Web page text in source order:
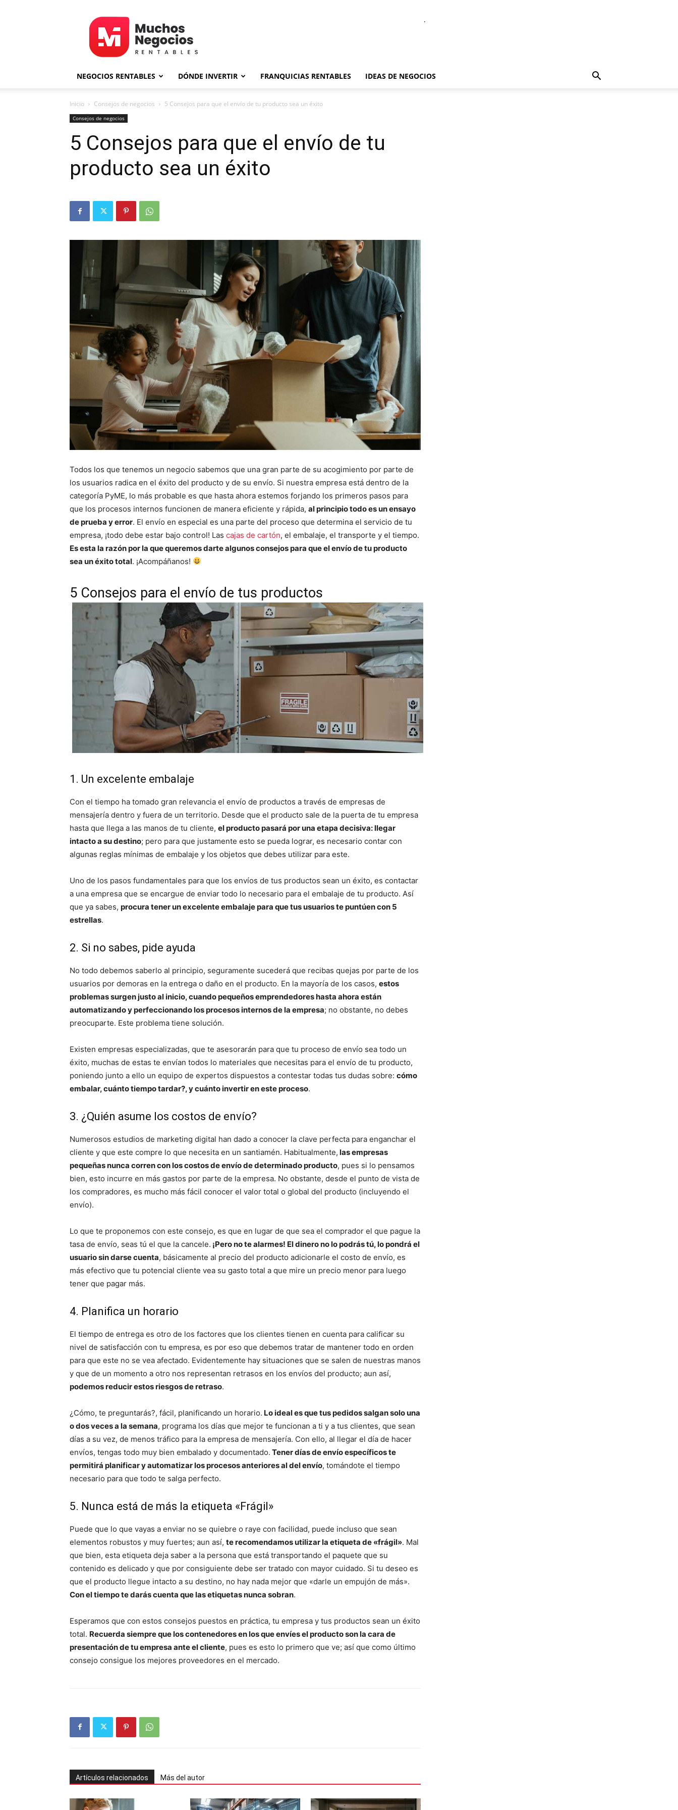
.
NEGOCIOS RENTABLES DÓNDE INVERTIR FRANQUICIAS RENTABLES IDEAS DE NEGOCIOS
Inicio Consejos de negocios 5 Consejos para que el envío de tu producto sea un éxito
Consejos de negocios
5 Consejos para que el envío de tu
producto sea un éxito
Todos los que tenemos un negocio sabemos que una gran parte de su acogimiento por parte de
los usuarios radica en el éxito del producto y de su envío. Si nuestra empresa está dentro de la
categoría PyME, lo más probable es que hasta ahora estemos forjando los primeros pasos para
que los procesos internos funcionen de manera eficiente y rápida, al principio todo es un ensayo
de prueba y error. El envío en especial es una parte del proceso que determina el servicio de tu
empresa, ¡todo debe estar bajo control! Las cajas de cartón, el embalaje, el transporte y el tiempo.
Es esta la razón por la que queremos darte algunos consejos para que el envío de tu producto
sea un éxito total. ¡Acompáñanos!
5 Consejos para el envío de tus productos
1. Un excelente embalaje
Con el tiempo ha tomado gran relevancia el envío de productos a través de empresas de
mensajería dentro y fuera de un territorio. Desde que el producto sale de la puerta de tu empresa
hasta que llega a las manos de tu cliente, el producto pasará por una etapa decisiva: llegar
intacto a su destino; pero para que justamente esto se pueda lograr, es necesario contar con
algunas reglas mínimas de embalaje y los objetos que debes utilizar para este.
Uno de los pasos fundamentales para que los envíos de tus productos sean un éxito, es contactar
a una empresa que se encargue de enviar todo lo necesario para el embalaje de tu producto. Así
que ya sabes, procura tener un excelente embalaje para que tus usuarios te puntúen con 5
estrellas.
2. Si no sabes, pide ayuda
No todo debemos saberlo al principio, seguramente sucederá que recibas quejas por parte de los
usuarios por demoras en la entrega o daño en el producto. En la mayoría de los casos, estos
problemas surgen justo al inicio, cuando pequeños emprendedores hasta ahora están
automatizando y perfeccionando los procesos internos de la empresa; no obstante, no debes
preocuparte. Este problema tiene solución.
Existen empresas especializadas, que te asesorarán para que tu proceso de envío sea todo un
éxito, muchas de estas te envían todos lo materiales que necesitas para el envío de tu producto,
poniendo junto a ello un equipo de expertos dispuestos a contestar todas tus dudas sobre: cómo
embalar, cuánto tiempo tardar?, y cuánto invertir en este proceso.
3. ¿Quién asume los costos de envío?
Numerosos estudios de marketing digital han dado a conocer la clave perfecta para enganchar el
cliente y que este compre lo que necesita en un santiamén. Habitualmente, las empresas
pequeñas nunca corren con los costos de envío de determinado producto, pues si lo pensamos
bien, esto incurre en más gastos por parte de la empresa. No obstante, desde el punto de vista de
los compradores, es mucho más fácil conocer el valor total o global del producto (incluyendo el
envío).
Lo que te proponemos con este consejo, es que en lugar de que sea el comprador el que pague la
tasa de envío, seas tú el que la cancele. ¡Pero no te alarmes! El dinero no lo podrás tú, lo pondrá el
usuario sin darse cuenta, básicamente al precio del producto adicionarle el costo de envío, es
más efectivo que tu potencial cliente vea su gasto total a que mire un precio menor para luego
tener que pagar más.
4. Planifica un horario
El tiempo de entrega es otro de los factores que los clientes tienen en cuenta para calificar su
nivel de satisfacción con tu empresa, es por eso que debemos tratar de mantener todo en orden
para que este no se vea afectado. Evidentemente hay situaciones que se salen de nuestras manos
y que de un momento a otro nos representan retrasos en los envíos del producto; aun así,
podemos reducir estos riesgos de retraso.
¿Cómo, te preguntarás?, fácil, planificando un horario. Lo ideal es que tus pedidos salgan solo una
o dos veces a la semana, programa los días que mejor te funcionan a ti y a tus clientes, que sean
días a su vez, de menos tráfico para la empresa de mensajería. Con ello, al llegar el día de hacer
envíos, tengas todo muy bien embalado y documentado. Tener días de envío específicos te
permitirá planificar y automatizar los procesos anteriores al del envío, tomándote el tiempo
necesario para que todo te salga perfecto.
5. Nunca está de más la etiqueta «Frágil»
Puede que lo que vayas a enviar no se quiebre o raye con facilidad, puede incluso que sean
elementos robustos y muy fuertes; aun así, te recomendamos utilizar la etiqueta de «frágil». Mal
que bien, esta etiqueta deja saber a la persona que está transportando el paquete que su
contenido es delicado y que por consiguiente debe ser tratado con mayor cuidado. Si tu deseo es
que el producto llegue intacto a su destino, no hay nada mejor que «darle un empujón de más».
Con el tiempo te darás cuenta que las etiquetas nunca sobran.
Esperamos que con estos consejos puestos en práctica, tu empresa y tus productos sean un éxito
total. Recuerda siempre que los contenedores en los que envíes el producto son la cara de
presentación de tu empresa ante el cliente, pues es esto lo primero que ve; así que como último
consejo consigue los mejores proveedores en el mercado.
Artículos relacionados Más del autor